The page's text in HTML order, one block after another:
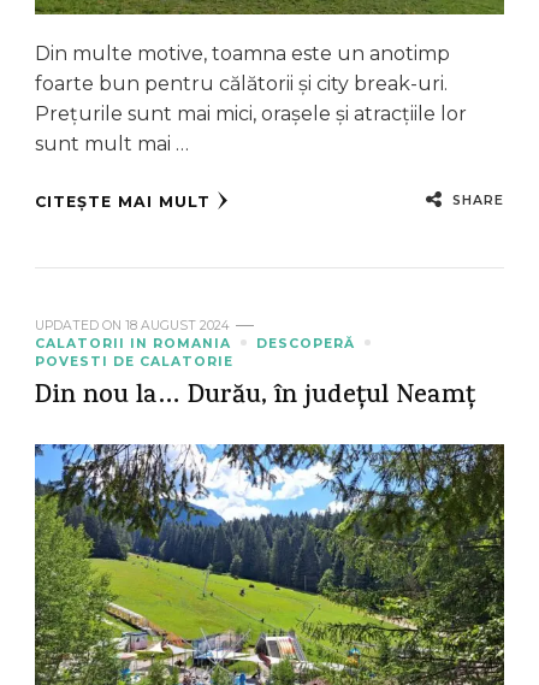
Din multe motive, toamna este un anotimp
foarte bun pentru călătorii și city break-uri.
Prețurile sunt mai mici, orașele și atracțiile lor
sunt mult mai …
CITEȘTE MAI MULT SHARE
UPDATED ON 18 AUGUST 2024
CALATORII IN ROMANIA
DESCOPERĂ
POVESTI DE CALATORIE
Din nou la… Durău, în județul Neamț